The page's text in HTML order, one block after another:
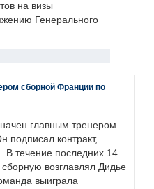
на визы
Генерального
сборной Франции по
главным тренером
подписал контракт,
В течение последних 14
возглавлял Дидье
выиграла